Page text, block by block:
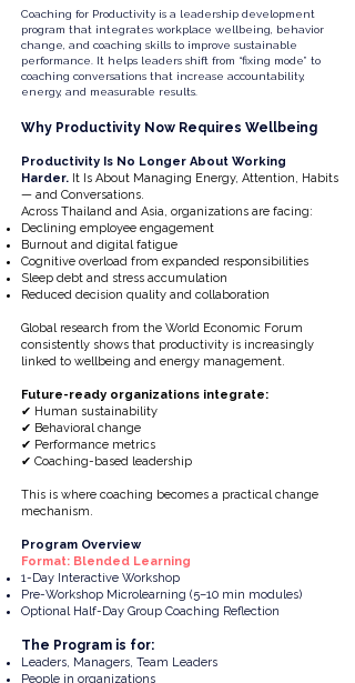
Coaching for Productivity is a leadership development
program that integrates workplace wellbeing, behavior
change, and coaching skills to improve sustainable
performance. It helps leaders shift from “fixing mode” to
coaching conversations that increase accountability,
energy, and measurable results.
Why Productivity Now Requires Wellbeing
Productivity Is No Longer About Working
Harder. It Is About Managing Energy, Attention, Habits
— and Conversations.
Across Thailand and Asia, organizations are facing:
Declining employee engagement
Burnout and digital fatigue
Cognitive overload from expanded responsibilities
Sleep debt and stress accumulation
Reduced decision quality and collaboration
Global research from the World Economic Forum
consistently shows that productivity is increasingly
linked to wellbeing and energy management.
Future-ready organizations integrate:
✔ Human sustainability
✔ Behavioral change
✔ Performance metrics
✔ Coaching-based leadership
This is where coaching becomes a practical change
mechanism.
Program Overview
Format: Blended Learning
1-Day Interactive Workshop
Pre-Workshop Microlearning (5–10 min modules)
Optional Half-Day Group Coaching Reflection
The Program is for:
Leaders, Managers, Team Leaders
People in organizations